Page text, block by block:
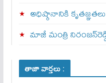
అధిష్ఠానానికి
మాజీ మంత్రి
తాజా వార్తలు :